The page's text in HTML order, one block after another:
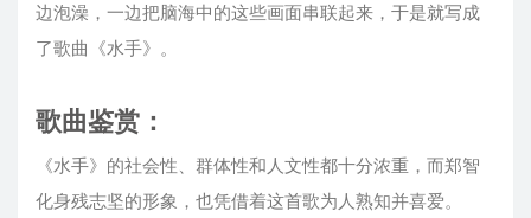
边泡澡，一边把脑海中的这些画面串联起来，于是就写成
了歌曲《水手》。
歌曲鉴赏：
《水手》的社会性、群体性和人文性都十分浓重，而郑智
化身残志坚的形象，也凭借着这首歌为人熟知并喜爱。